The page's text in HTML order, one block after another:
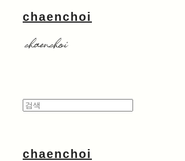
chaenchoi
chaenchoi